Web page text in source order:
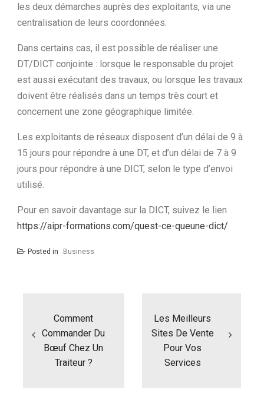
les deux démarches auprès des exploitants, via une
centralisation de leurs coordonnées.
Dans certains cas, il est possible de réaliser une
DT/DICT conjointe : lorsque le responsable du projet
est aussi exécutant des travaux, ou lorsque les travaux
doivent être réalisés dans un temps très court et
concernent une zone géographique limitée.
Les exploitants de réseaux disposent d’un délai de 9 à
15 jours pour répondre à une DT, et d’un délai de 7 à 9
jours pour répondre à une DICT, selon le type d’envoi
utilisé.
Pour en savoir davantage sur la DICT, suivez le lien
https://aipr-formations.com/quest-ce-queune-dict/
Posted in Business
Comment
Commander Du
Bœuf Chez Un
Traiteur ?
Les Meilleurs
Sites De Vente
Pour Vos
Services